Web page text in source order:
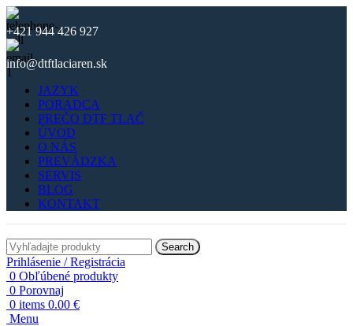
+421 944 426 927
info@dtftlaciaren.sk
JAZYK
PORADCA
PREČO DTF TLAČ
ÚVOD
O NÁS
PREVÁDZKA
SERVIS
BLOG
KONTAKT
Search
Prihlásenie / Registrácia
0 Obľúbené produkty
0 Porovnaj
0 items 0.00 €
Menu